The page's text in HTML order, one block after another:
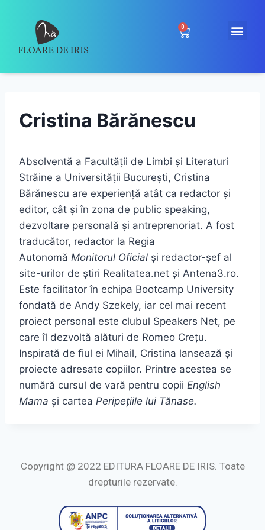
0
Cristina Bărănescu
Absolventă a Facultății de Limbi și Literaturi
Străine a Universității București, Cristina
Bărănescu are experiență atât ca redactor și
editor, cât și în zona de public speaking,
dezvoltare personală și antreprenoriat. A fost
traducător, redactor la Regia
Autonomă Monitorul Oficial și redactor-șef al
site-urilor de știri Realitatea.net și Antena3.ro.
Este facilitator în echipa Bootcamp University
fondată de Andy Szekely, iar cel mai recent
proiect personal este clubul Speakers Net, pe
care îl dezvoltă alături de Romeo Crețu.
Inspirată de fiul ei Mihail, Cristina lansează și
proiecte adresate copiilor. Printre acestea se
numără cursul de vară pentru copii English
Mama și cartea Peripețiile lui Tănase.
Copyright @ 2022 EDITURA FLOARE DE IRIS. Toate
drepturile rezervate.